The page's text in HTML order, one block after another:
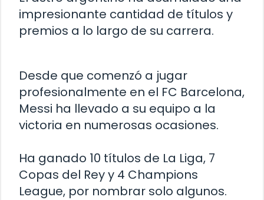
impresionante cantidad de títulos y
premios a lo largo de su carrera.
Desde que comenzó a jugar
profesionalmente en el FC Barcelona,
Messi ha llevado a su equipo a la
victoria en numerosas ocasiones.
Ha ganado 10 títulos de La Liga, 7
Copas del Rey y 4 Champions
League, por nombrar solo algunos.